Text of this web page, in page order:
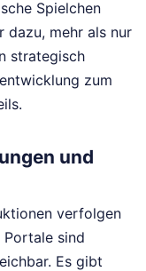
Spielchen
dazu, mehr als nur
strategisch
zum
und
verfolgen
sind
Es gibt